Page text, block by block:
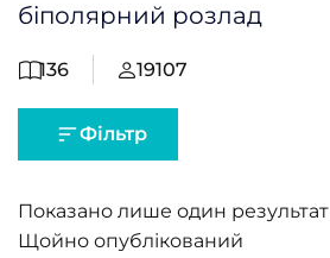
біполярний розлад
136 19107
Фільтр
Показано лише один результат